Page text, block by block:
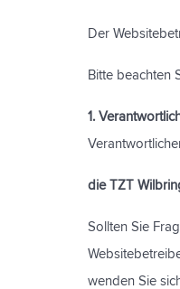
Der
Bitte beachten
1.
die TZT
Sollten Sie
wenden Sie